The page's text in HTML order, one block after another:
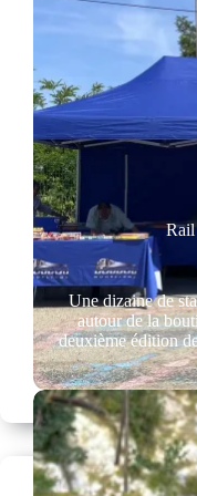
Une dizaine de
autour de la
deuxième édition